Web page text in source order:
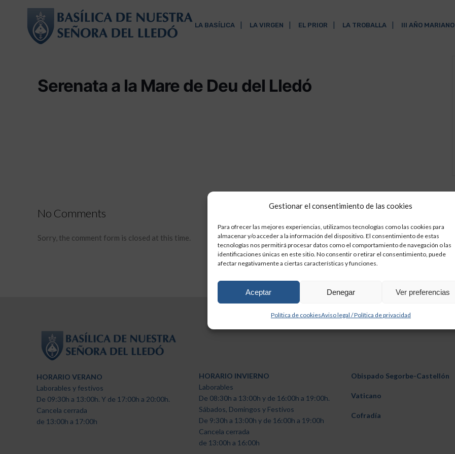
Gestionar el consentimiento de las cookies
Para ofrecer las mejores experiencias, utilizamos tecnologías como las cookies para
almacenar y/o acceder a la información del dispositivo. El consentimiento de estas
tecnologías nos permitirá procesar datos como el comportamiento de navegación o las
identificaciones únicas en este sitio. No consentir o retirar el consentimiento, puede
afectar negativamente a ciertas características y funciones.
Aceptar Denegar Ver preferencias
Política de cookiesAviso legal / Política de privacidad
LA BASÍLICA LA VIRGEN EL PRIOR LA TROBALLA III AÑO MARIANO
Serenata a la Mare de Deu del Lledó
No Comments
Sorry, the comment form is closed at this time.
HORARIO VERANO
Laborables y festivos
De 09:30h a 13:00h. Y de 17:00h a 20:00h.
Cancela cerrada
de 13:00h a 17:00h
HORARIO INVIERNO
Laborables
De 08:30h a 13:00h y de 16:00h a 19:00h.
Sábados, Domingos y Festivos
De 9:30h a 13:00h y de 16:00h a 19:00h
Cancela cerrada
de 13:00h a 16:00h
Obispado Segorbe-Castellón
Vaticano
Cofradía